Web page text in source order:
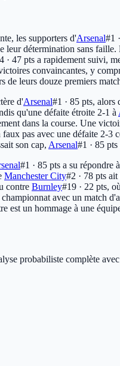
les supporters d'Arsenal#1
leur détermination sans
· 47 pts a rapidement suivi,
convaincantes, y
de leurs douze premiers
d'Arsenal#1 · 85 pts, alors
qu'une défaite étroite 2-1 à
dans la course. Une
pas avec une défaite 2-3
son cap, Arsenal#1 · 85 pts
#1 · 85 pts a su répondre
Manchester City#2 · 78 pts ait
contre Burnley#19 · 22 pts,
avec un match
est un hommage à une
probabiliste complète